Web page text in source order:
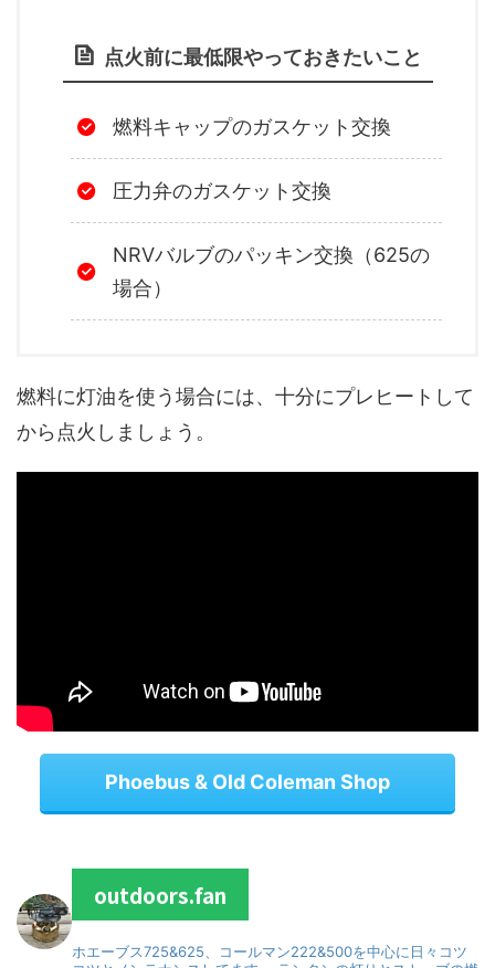
点火前に最低限やっておきたいこと
燃料キャップのガスケット交換
圧力弁のガスケット交換
NRVバルブのパッキン交換（625の
場合）
燃料に灯油を使う場合には、十分にプレヒートして
から点火しましょう。
Phoebus & Old Coleman Shop
outdoors.fan
ホエーブス725&625、コールマン222&500を中心に日々コツ